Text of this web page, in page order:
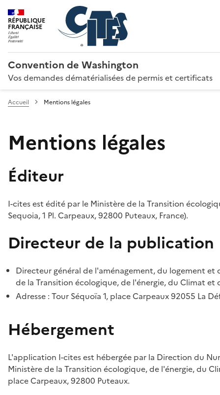
RÉPUBLIQUE
FRANÇAISE
Convention de Washington
Vos demandes dématérialisées de permis et certificats
Accueil Mentions légales
Mentions légales
Éditeur
I-cites est édité par le Ministère de la Transition
Sequoia, 1 Pl. Carpeaux, 92800 Puteaux, France).
Directeur de la publication
Directeur général de l'aménagement, du logement
de la Transition écologique, de l'énergie, du Climat et
Adresse : Tour Séquoïa 1, place Carpeaux 92055 La
Hébergement
L'application I-cites est hébergée par la Direction du
Ministère de la Transition écologique, de l'énergie, du
place Carpeaux, 92800 Puteaux.